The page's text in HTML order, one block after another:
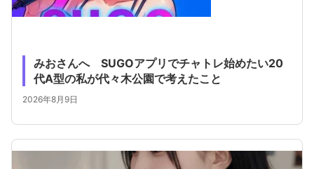
みおさんへ SUGOアプリでチャトレ始めたい20
代A型の私が代々木公園で考えたこと
2026年8月9日